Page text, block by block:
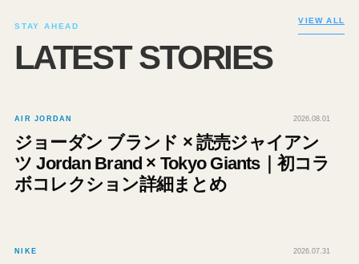
STAY AHEAD
LATEST STORIES
VIEW ALL
AIR JORDAN 2026.08.01
ジョーダン ブランド × 読売ジャイアン
ツ Jordan Brand × Tokyo Giants｜初コラ
ボコレクション詳細まとめ
NIKE 2026.07.31